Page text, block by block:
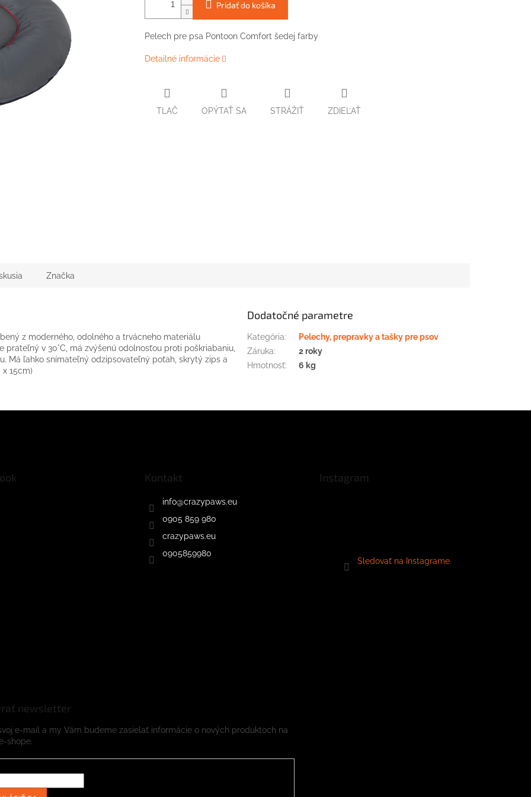
Pridať do košíka
Pelech pre psa Pontoon Comfort šedej farby
Detailné informácie
TLAČ OPÝTAŤ SA STRÁŽIŤ ZDIEĽAŤ
Značka
z moderného, odolného a trvácneho materiálu
v 30°C, má zvýšenú odolnosťou proti poškriabaniu,
Má ľahko snímateľný odzipsovateľný poťah, skrytý zips a
15cm)
Dodatočné parametre
Kategória:
Pelechy, prepravky a tašky pre psov
Záruka:
2 roky
Hmotnosť: 6 kg
Kontakt
info@crazypaws.eu
0905 859 980
crazypaws.eu
0905859980
Instagram
Sledovať na Instagrame
newsletter
e-mail a my Vám budeme zasielať informácie o nových produktoch na
shope.